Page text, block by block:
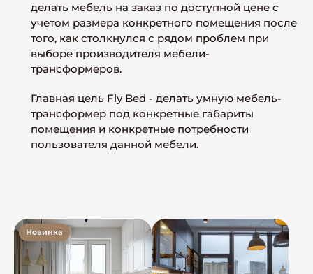
делать мебель на заказ по доступной цене с
учетом размера конкретного помещения после
того, как столкнулся с рядом проблем при
выборе производителя мебели-
трансформеров.
Главная цель Fly Bed - делать умную мебель-
трансформер под конкретные габариты
помещения и конкретные потребности
пользователя данной мебели.
Новинка